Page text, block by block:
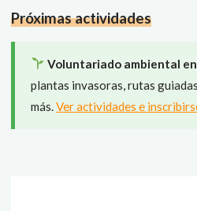
Próximas actividades
Voluntariado ambiental
plantas invasoras, rutas
más.Ver actividades e